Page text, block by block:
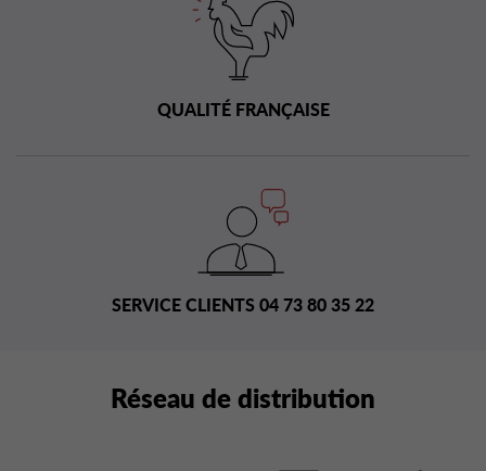
QUALITÉ FRANÇAISE
SERVICE CLIENTS 04 73 80 35 22
Réseau de distribution